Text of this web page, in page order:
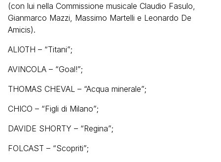
(con lui nella Commissione musicale Claudio Fasulo,
Gianmarco Mazzi, Massimo Martelli e Leonardo De
Amicis).
ALIOTH – “Titani”;
AVINCOLA – “Goal!”;
THOMAS CHEVAL – “Acqua minerale”;
CHICO – “Figli di Milano”;
DAVIDE SHORTY – “Regina”;
FOLCAST – “Scopriti”;